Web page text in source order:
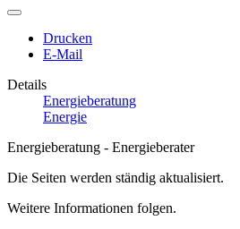
Drucken
E-Mail
Details
Energieberatung
Energie
Energieberatung - Energieberater
Die Seiten werden ständig aktualisiert.
Weitere Informationen folgen.